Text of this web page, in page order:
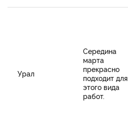
Урал
Середина
марта
прекрасно
подходит для
этого вида
работ.